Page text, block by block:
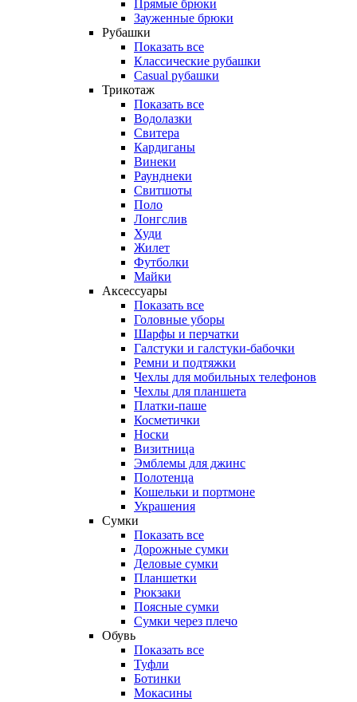
Прямые брюки
Зауженные брюки
Рубашки
Показать все
Классические рубашки
Casual рубашки
Трикотаж
Показать все
Водолазки
Свитера
Кардиганы
Винеки
Раунднеки
Свитшоты
Поло
Лонгслив
Худи
Жилет
Футболки
Майки
Аксессуары
Показать все
Головные уборы
Шарфы и перчатки
Галстуки и галстуки-бабочки
Ремни и подтяжки
Чехлы для мобильных телефонов
Чехлы для планшета
Платки-паше
Косметички
Носки
Визитница
Эмблемы для джинс
Полотенца
Кошельки и портмоне
Украшения
Сумки
Показать все
Дорожные сумки
Деловые сумки
Планшетки
Рюкзаки
Поясные сумки
Сумки через плечо
Обувь
Показать все
Туфли
Ботинки
Мокасины